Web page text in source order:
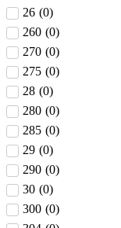
26 (0)
260 (0)
270 (0)
275 (0)
28 (0)
280 (0)
285 (0)
29 (0)
290 (0)
30 (0)
300 (0)